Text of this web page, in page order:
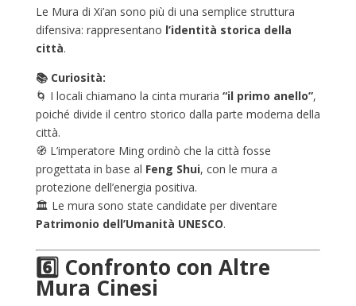
Le Mura di Xi’an sono più di una semplice struttura
difensiva: rappresentano l’identità storica della
città.
📚 Curiosità:
🌀 I locali chiamano la cinta muraria “il primo anello”,
poiché divide il centro storico dalla parte moderna della
città.
🧭 L’imperatore Ming ordinò che la città fosse
progettata in base al Feng Shui, con le mura a
protezione dell’energia positiva.
🏛️ Le mura sono state candidate per diventare
Patrimonio dell’Umanità UNESCO.
6️⃣ Confronto con Altre
Mura Cinesi